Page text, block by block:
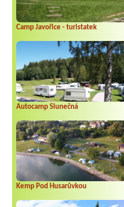
Camp Javořice - turistatek
Autocamp Slunečná
Kemp Pod Husarůvkou